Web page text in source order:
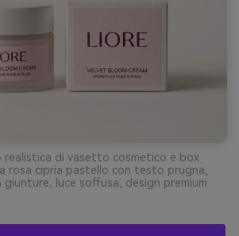
di vasetto cosmetico e box
rosa cipria pastello con testo prugna,
luce soffusa, design premium